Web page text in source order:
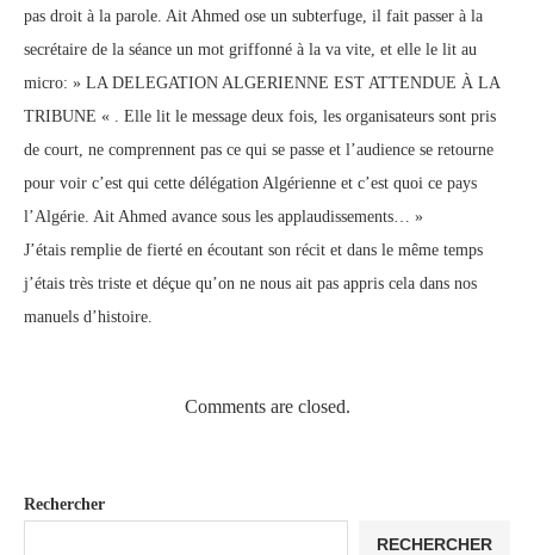
pas droit à la parole. Ait Ahmed ose un subterfuge, il fait passer à la
secrétaire de la séance un mot griffonné à la va vite, et elle le lit au
micro: » LA DELEGATION ALGERIENNE EST ATTENDUE À LA
TRIBUNE « . Elle lit le message deux fois, les organisateurs sont pris
de court, ne comprennent pas ce qui se passe et l’audience se retourne
pour voir c’est qui cette délégation Algérienne et c’est quoi ce pays
l’Algérie. Ait Ahmed avance sous les applaudissements… »
J’étais remplie de fierté en écoutant son récit et dans le même temps
j’étais très triste et déçue qu’on ne nous ait pas appris cela dans nos
manuels d’histoire.
Comments are closed.
Rechercher
RECHERCHER